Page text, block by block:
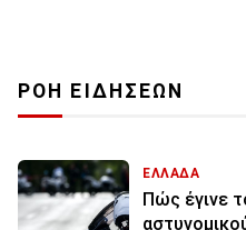
ΡΟΗ ΕΙΔΗΣΕΩΝ
ΕΛΛΑΔΑ
Πώς έγινε